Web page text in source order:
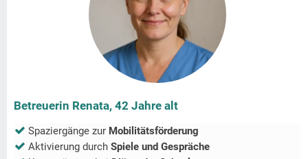
Betreuerin Renata, 42 Jahre alt
Spaziergänge zur Mobilitätsförderung
Aktivierung durch Spiele und Gespräche